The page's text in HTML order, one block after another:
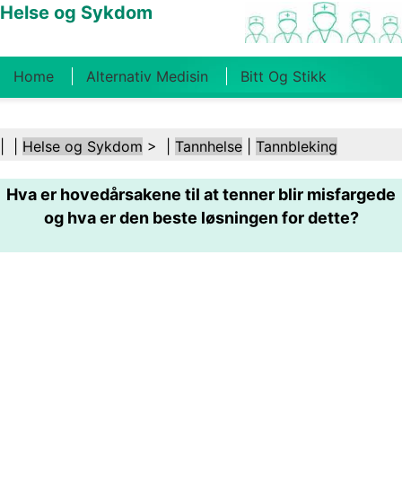
Helse og Sykdom
Home Alternativ Medisin Bitt Og Stikk
Kosthold Og Ernæring Familiehelse
Helsebransjen Psykisk Helse Folkehelse Og
Helse og Sykdom > | Tannhelse Tannbleking
Hva er hovedårsakene til at tenner blir misfargede
og hva er den beste løsningen for dette?